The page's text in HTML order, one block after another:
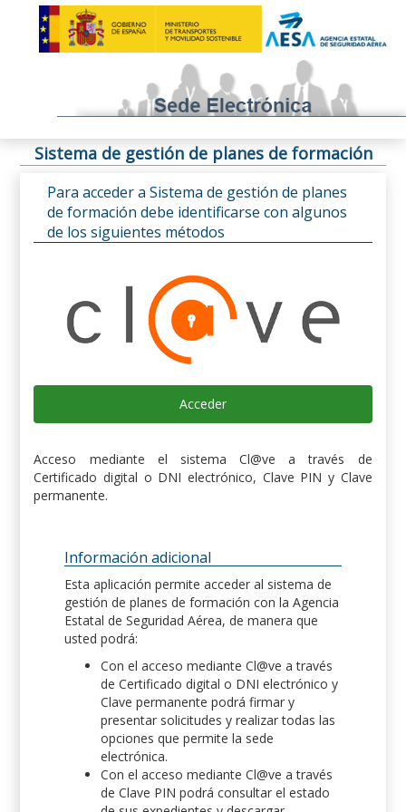
Sistema de gestión de planes de formación
Para acceder a Sistema de gestión de planes
de formación debe identificarse con algunos
de los siguientes métodos
Acceder
Acceso mediante el sistema Cl@ve a través de
Certificado digital o DNI electrónico, Clave PIN y Clave
permanente.
Información adicional
Esta aplicación permite acceder al sistema de
gestión de planes de formación con la Agencia
Estatal de Seguridad Aérea, de manera que
usted podrá:
Con el acceso mediante Cl@ve a través
de Certificado digital o DNI electrónico y
Clave permanente podrá firmar y
presentar solicitudes y realizar todas las
opciones que permite la sede
electrónica.
Con el acceso mediante Cl@ve a través
de Clave PIN podrá consultar el estado